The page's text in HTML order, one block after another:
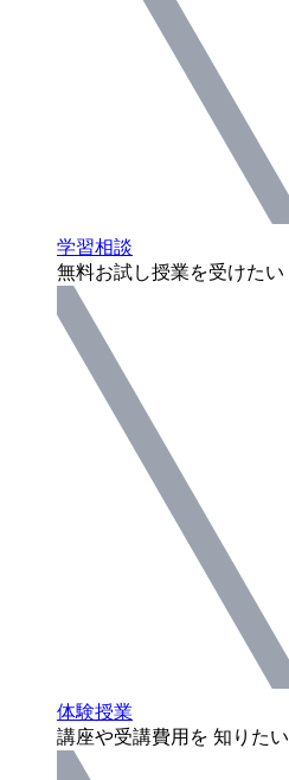
学習相談
無料お試し授業を受けたい
体験授業
講座や受講費用を 知りたい